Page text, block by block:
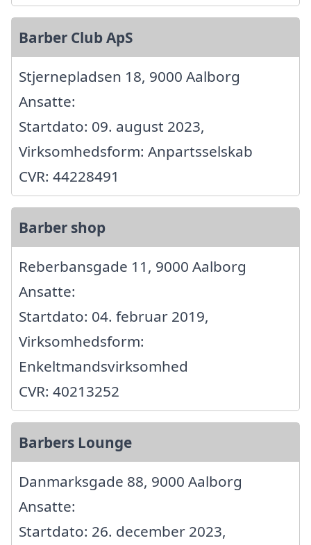
Barber Club ApS
Stjernepladsen 18, 9000 Aalborg
Ansatte:
Startdato: 09. august 2023,
Virksomhedsform: Anpartsselskab
CVR: 44228491
Barber shop
Reberbansgade 11, 9000 Aalborg
Ansatte:
Startdato: 04. februar 2019,
Virksomhedsform:
Enkeltmandsvirksomhed
CVR: 40213252
Barbers Lounge
Danmarksgade 88, 9000 Aalborg
Ansatte:
Startdato: 26. december 2023,